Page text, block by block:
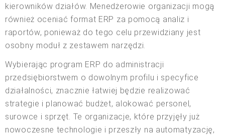
kierowników działów. Menedżerowie organizacji mogą
również oceniać format ERP za pomocą analiz i
raportów, ponieważ do tego celu przewidziany jest
osobny moduł z zestawem narzędzi.
Wybierając program ERP do administracji
przedsiębiorstwem o dowolnym profilu i specyfice
działalności, znacznie łatwiej będzie realizować
strategie i planować budżet, alokować personel,
surowce i sprzęt. Te organizacje, które przyjęły już
nowoczesne technologie i przeszły na automatyzację,